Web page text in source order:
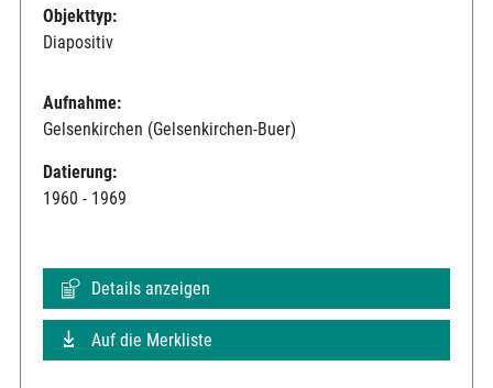
Objekttyp:
Diapositiv
Aufnahme:
Gelsenkirchen (Gelsenkirchen-Buer)
Datierung:
1960 - 1969
Details anzeigen
Auf die Merkliste